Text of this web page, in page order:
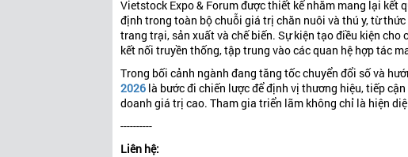
Vietstock Expo & Forum được thiết kế nhằm mang lại kết
định trong toàn bộ chuỗi giá trị chăn nuôi và thú y, từ
trang trại, sản xuất và chế biến. Sự kiện tạo điều kiện
kết nối truyền thống, tập trung vào các quan hệ hợp tác
Trong bối cảnh ngành đang tăng tốc chuyển đổi số và
2026 là bước đi chiến lược để định vị thương hiệu, tiếp
doanh giá trị cao. Tham gia triển lãm không chỉ là hiện
----------
Liên hệ: